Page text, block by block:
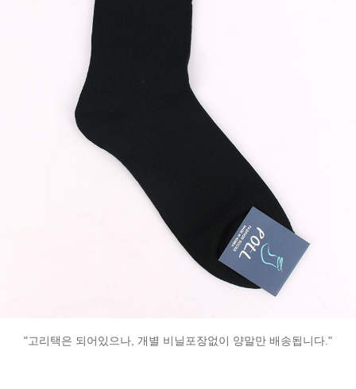
"고리택은 되어있으나, 개별 비닐포장없이 양말만 배송됩니다."